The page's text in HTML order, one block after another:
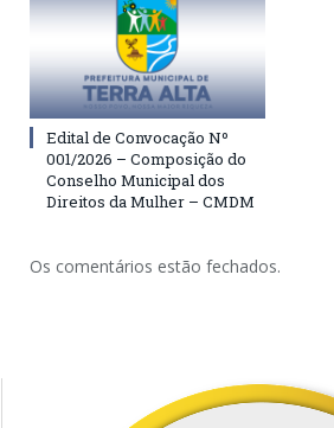
Edital de Convocação Nº
001/2026 – Composição do
Conselho Municipal dos
Direitos da Mulher – CMDM
Os comentários estão fechados.